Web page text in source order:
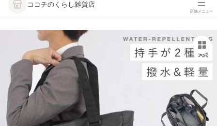
ココチのくらし雑貨店
店舗メニュー